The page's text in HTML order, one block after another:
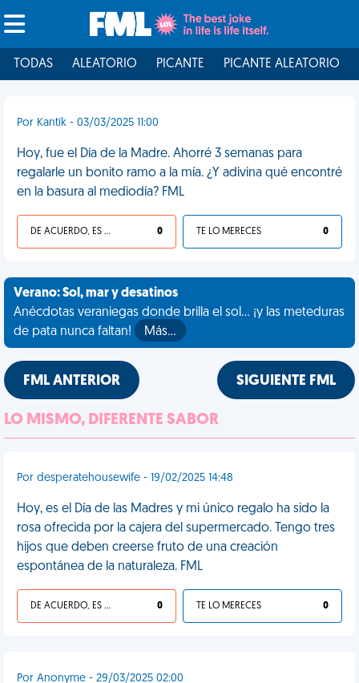
TODAS ALEATORIO PICANTE PICANTE ALEATORIO
Por Kantik - 03/03/2025 11:00
Hoy, fue el Día de la Madre. Ahorré 3 semanas para
regalarle un bonito ramo a la mía. ¿Y adivina qué encontré
en la basura al mediodía? FML
DE ACUERDO, ES UNA VIDA HP 0 TE LO MERECES 0
Verano: Sol, mar y desatinos
Anécdotas veraniegas donde brilla el sol... ¡y las meteduras
de pata nunca faltan!
Más…
FML ANTERIOR SIGUIENTE FML
LO MISMO, DIFERENTE SABOR
Por desperatehousewife - 19/02/2025 14:48
Hoy, es el Día de las Madres y mi único regalo ha sido la
rosa ofrecida por la cajera del supermercado. Tengo tres
hijos que deben creerse fruto de una creación
espontánea de la naturaleza. FML
DE ACUERDO, ES UNA VIDA HP 0 TE LO MERECES 0
Por Anonyme - 29/03/2025 02:00